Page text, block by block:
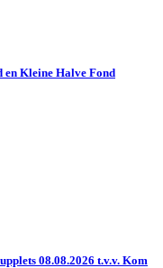
en Kleine Halve Fond
08.08.2026 t.v.v. Kom